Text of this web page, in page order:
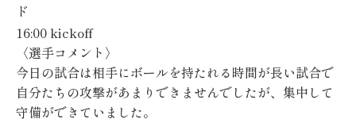
ド
16:00 kickoff
〈選手コメント〉
今日の試合は相手にボールを持たれる時間が長い試合で
自分たちの攻撃があまりできませんでしたが、集中して
守備ができていました。